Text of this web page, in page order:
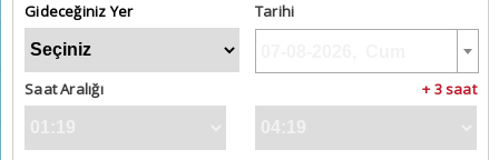
Gideceğiniz Yer Tarihi
Saat Aralığı + 3 saat